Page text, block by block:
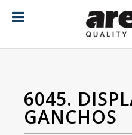
6045.
GANCHOS